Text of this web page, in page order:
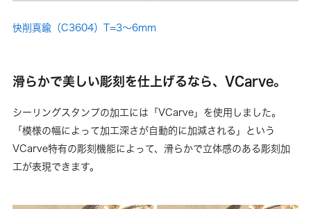
快削真鍮（C3604）T=3～6mm
滑らかで美しい彫刻を仕上げるなら、VCarve。
シーリングスタンプの加工には「VCarve」を使用しました。
「模様の幅によって加工深さが自動的に加減される」という
VCarve特有の彫刻機能によって、滑らかで立体感のある彫刻加
工が表現できます。